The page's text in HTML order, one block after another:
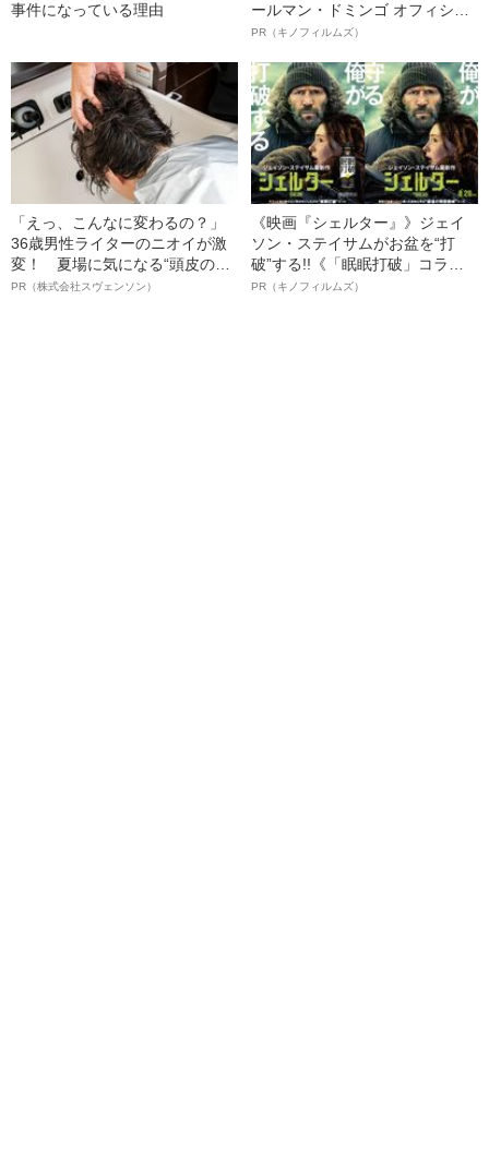
事件になっている理由
ールマン・ドミンゴ オフィシャ
ルインタビュー“観客を魅了した
語る”《日本興収70億円突破》
PR（キノフィルムズ）
「えっ、こんなに変わるの？」
36歳男性ライターのニオイが激
変！ 夏場に気になる“頭皮のニ
オイ”や“ベタつき”を解消す
PR（株式会社スヴェンソン）
《映画『シェルター』》ジェイ
ソン・ステイサムがお盆を“打
破”する!!《「眠眠打破」コラ
ボ》
PR（キノフィルムズ）